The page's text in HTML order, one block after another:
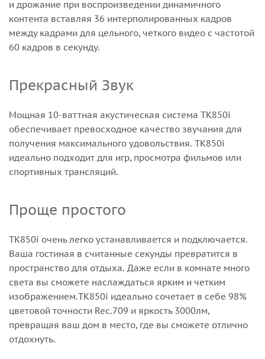
и дрожание при воспроизведении динамичного
контента вставляя 36 интерполированных кадров
между кадрами для цельного, четкого видео с частотой
60 кадров в секунду.
Прекрасный Звук
Мощная 10-ваттная акустическая система TK850i
обеспечивает превосходное качество звучания для
получения максимального удовольствия. TK850i
идеально подходит для игр, просмотра фильмов или
спортивных трансляций.
Проще простого
ТК850i очень легко устанавливается и подключается.
Ваша гостиная в считанные секунды превратится в
пространство для отдыха. Даже если в комнате много
света вы сможете наслаждаться ярким и четким
изображением.TK850i идеально сочетает в себе 98%
цветовой точности Rec.709 и яркость 3000лм,
превращая ваш дом в место, где вы сможете отлично
отдохнуть.